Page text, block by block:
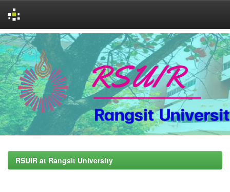
Skip
navigation
RSUIR at Rangsit University